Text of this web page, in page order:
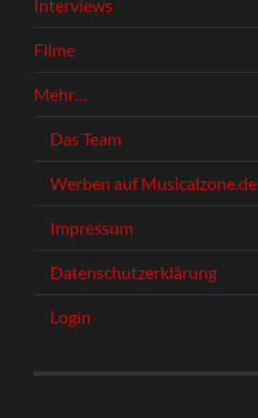
Interviews
Filme
Mehr…
Das Team
Werben auf Musicalzone.de
Impressum
Datenschutzerklärung
Login